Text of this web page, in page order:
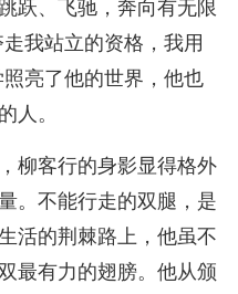
跃、飞驰，奔向有无限
我站立的资格，我用
亮了他的世界，他也
人。
柳客行的身影显得格外
。不能行走的双腿，是
活的荆棘路上，他虽不
最有力的翅膀。他从颁